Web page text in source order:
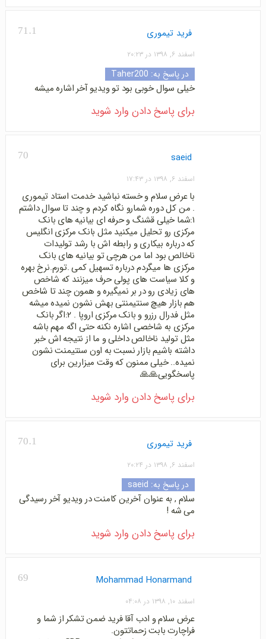
71.1 فرید تیموری
اسفند ۶, ۱۳۹۸ در ۲۰:۲۳
در پاسخ به: Taher200
خیلی سوال خوبی بود تو ویدیو آخر اشاره میشه
برای پاسخ دادن وارد شوید
70 saeid
اسفند ۶, ۱۳۹۸ در ۱۷:۴۳
با عرض سلام و خسته نباشید خدمت استاد تیموری
. من کل دوره شمارو نگاه کردم و چند تا سوال داشتم
۱:شما خیلی قشنگ و حرفه ای بیانیه های بانک
مرکزی رو تحلیل میکنید مثل بانک مرکزی انگلیس
که درباره بیکاری و رابطه اش با رشد تولیدات
ناخالص بود اما من هرچی تو بیانیه های بانک
مرکزی ها میگردم درباره تسهیل کمی .تورم.نرخ بهره
و کلا سیاست های پولی حرف میزنند که شاخص
های زیادی رو در بر نمیگیره و همون چند تا شاخص
هم بازار هیچ سنتیمنتی بهش نشون نمیده میشه
مثل فدرال رزرو و بانک مرکزی اروپا . ۲:اگر بانک
مرکزی به شاخصی اشاره نکنه حتی اگه مهم باشه
مثل تولید ناخالص داخلی و ما از نتیجه اش خبر
داشته باشیم بازار نسبت به اون سنتیمنت نشون
نمیده.. خیلی ممنون که وقت میزارین برای
پاسخگویی🙏🙏
برای پاسخ دادن وارد شوید
70.1 فرید تیموری
اسفند ۶, ۱۳۹۸ در ۲۰:۲۴
در پاسخ به: saeid
سلام , به عنوان آخرین کامنت در ویدیو آخر رسیدگی
می شه !
برای پاسخ دادن وارد شوید
69 Mohammad Honarmand
اسفند ۱۰, ۱۳۹۸ در ۰۴:۰۸
عرض سلام و ادب آقا فرید ضمن تشکر از شما و
فراچارت بابت زحماتتون.